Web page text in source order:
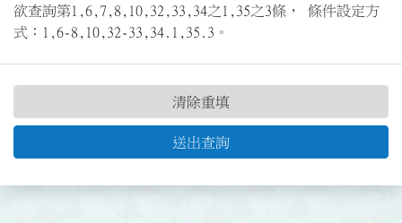
欲查詢第1,6,7,8,10,32,33,34之1,35之3條， 條件設定方
式：1,6-8,10,32-33,34.1,35.3。
送出查詢
清除重填